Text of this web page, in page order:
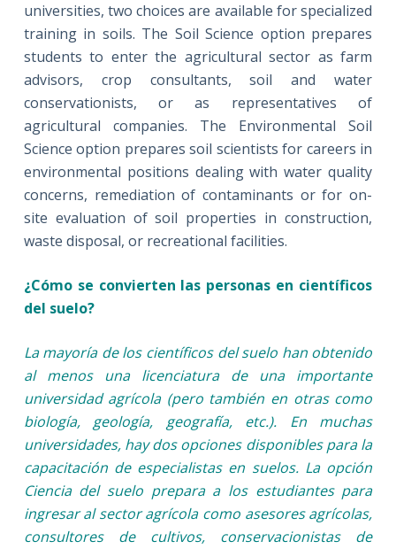
universities, two choices are available for specialized
training in soils. The Soil Science option prepares
students to enter the agricultural sector as farm
advisors, crop consultants, soil and water
conservationists, or as representatives of
agricultural companies. The Environmental Soil
Science option prepares soil scientists for careers in
environmental positions dealing with water quality
concerns, remediation of contaminants or for on-
site evaluation of soil properties in construction,
waste disposal, or recreational facilities.
¿Cómo se convierten las personas en científicos
del suelo?
La mayoría de los científicos del suelo han obtenido
al menos una licenciatura de una importante
universidad agrícola (pero también en otras como
biología, geología, geografía, etc.). En muchas
universidades, hay dos opciones disponibles para la
capacitación de especialistas en suelos. La opción
Ciencia del suelo prepara a los estudiantes para
ingresar al sector agrícola como asesores agrícolas,
consultores de cultivos, conservacionistas de